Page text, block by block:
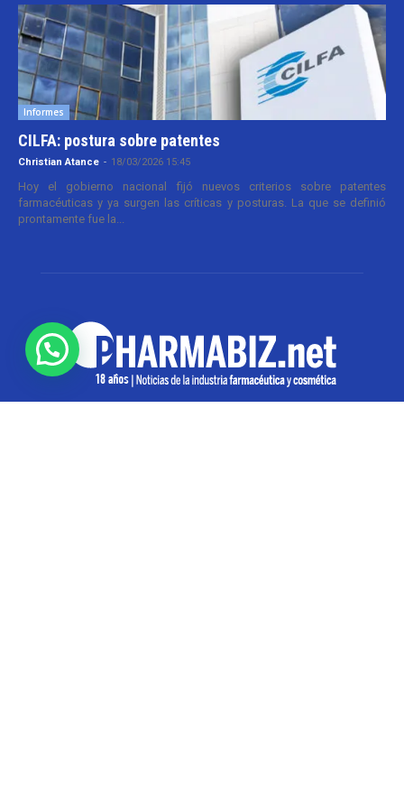
Informes
CILFA: postura sobre patentes
Christian Atance - 18/03/2026 15:45
Hoy el gobierno nacional fijó nuevos criterios sobre patentes
farmacéuticas y ya surgen las críticas y posturas. La que se definió
prontamente fue la...